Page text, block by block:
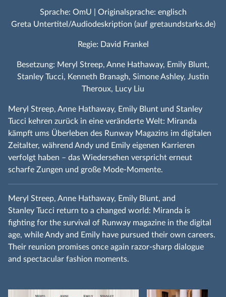
Sprache: OmU | Originalsprache: englisch
Greta Untertitel/Audiodeskription (auf gretaundstarks.de)
Regie: David Frankel
Besetzung: Meryl Streep, Anne Hathaway, Emily Blunt,
Stanley Tucci, Kenneth Branagh, Simone Ashley, Justin
Theroux, Lucy Liu
Meryl Streep, Anne Hathaway, Emily Blunt und Stanley
Tucci kehren zurück in eine veränderte Welt: Miranda
kämpft ums Überleben des Runway Magazins im digitalen
Zeitalter, während Andy und Emily eigenen Karrieren
verfolgt haben – das Wiedersehen verspricht erneut
scharfe Zungen und große Mode‑Momente.
Meryl Streep, Anne Hathaway, Emily Blunt, and
Stanley Tucci return to a changed world: Miranda is
fighting for the survival of Runway magazine in the digital
age, while Andy and Emily have pursued their own careers.
Their reunion promises once again razor‑sharp dialogue
and spectacular fashion moments.